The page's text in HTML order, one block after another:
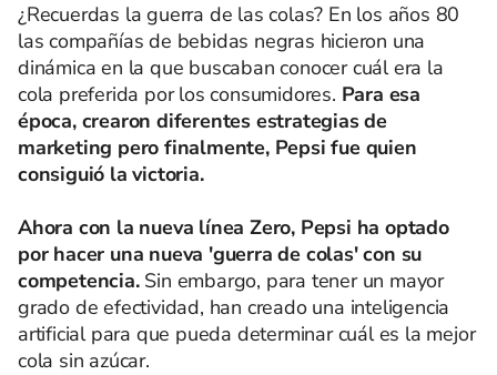
¿Recuerdas la guerra de las colas? En los años 80
las compañías de bebidas negras hicieron una
dinámica en la que buscaban conocer cuál era la
cola preferida por los consumidores. Para esa
época, crearon diferentes estrategias de
marketing pero finalmente, Pepsi fue quien
consiguió la victoria.
Ahora con la nueva línea Zero, Pepsi ha optado
por hacer una nueva 'guerra de colas' con su
competencia. Sin embargo, para tener un mayor
grado de efectividad, han creado una inteligencia
artificial para que pueda determinar cuál es la mejor
cola sin azúcar.